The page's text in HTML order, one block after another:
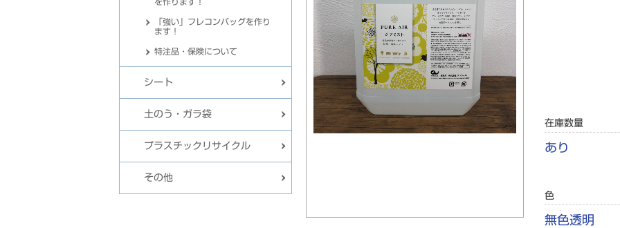
在庫数量
あり
色
無色透明
「強い」フレコンバッグを作り
ます！
特注品・保険について
シート
土のう・ガラ袋
プラスチックリサイクル
その他